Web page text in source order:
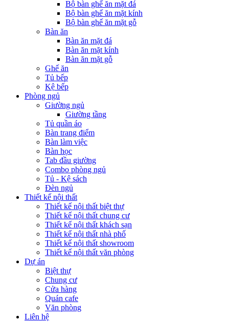
Bộ bàn ghế ăn mặt đá
Bộ bàn ghế ăn mặt kính
Bộ bàn ghế ăn mặt gỗ
Bàn ăn
Bàn ăn mặt đá
Bàn ăn mặt kính
Bàn ăn mặt gỗ
Ghế ăn
Tủ bếp
Kệ bếp
Phòng ngủ
Giường ngủ
Giường tầng
Tủ quần áo
Bàn trang điểm
Bàn làm việc
Bàn học
Tab đầu giường
Combo phòng ngủ
Tủ - Kệ sách
Đèn ngủ
Thiết kế nội thất
Thiết kế nội thất biệt thự
Thiết kế nội thất chung cư
Thiết kế nội thất khách sạn
Thiết kế nội thất nhà phố
Thiết kế nội thất showroom
Thiết kế nội thất văn phòng
Dự án
Biệt thự
Chung cư
Cửa hàng
Quán cafe
Văn phòng
Liên hệ